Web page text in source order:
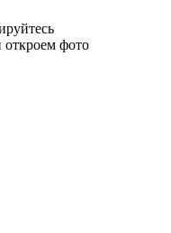
фото